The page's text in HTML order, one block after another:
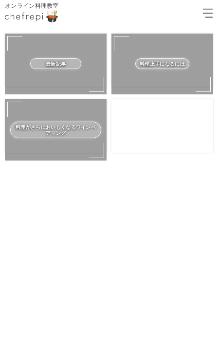
オンライン料理教室
最新記事 料理上手になるには
料理がさらにおいしくなるワインペ
アリング